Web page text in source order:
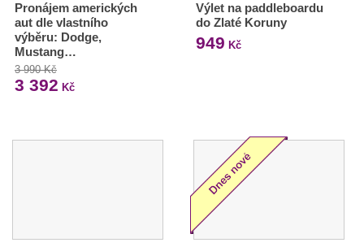
Pronájem amerických
aut dle vlastního
výběru: Dodge,
Mustang…
3 990 Kč
3 392 Kč
Výlet na paddleboardu
do Zlaté Koruny
949 Kč